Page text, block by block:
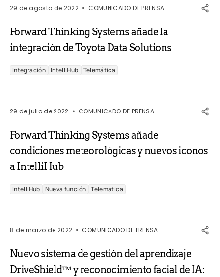
29 de agosto de 2022 COMUNICADO DE PRENSA
Forward Thinking Systems añade la
integración de Toyota Data Solutions
Integración IntelliHub Telemática
29 de julio de 2022 COMUNICADO DE PRENSA
Forward Thinking Systems añade
condiciones meteorológicas y nuevos iconos
a IntelliHub
IntelliHub Nueva función Telemática
8 de marzo de 2022 COMUNICADO DE PRENSA
Nuevo sistema de gestión del aprendizaje
DriveShield™ y reconocimiento facial de IA: